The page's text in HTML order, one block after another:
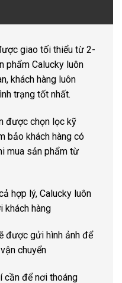
giao tối thiểu từ 2-
phẩm Calucky luôn
khách hàng luôn
trạng tốt nhất.
được chọn lọc kỹ
bảo khách hàng có
mua sản phẩm từ
hợp lý, Calucky luôn
khách hàng
được gửi hình ảnh để
chuyển
cần để nơi thoáng